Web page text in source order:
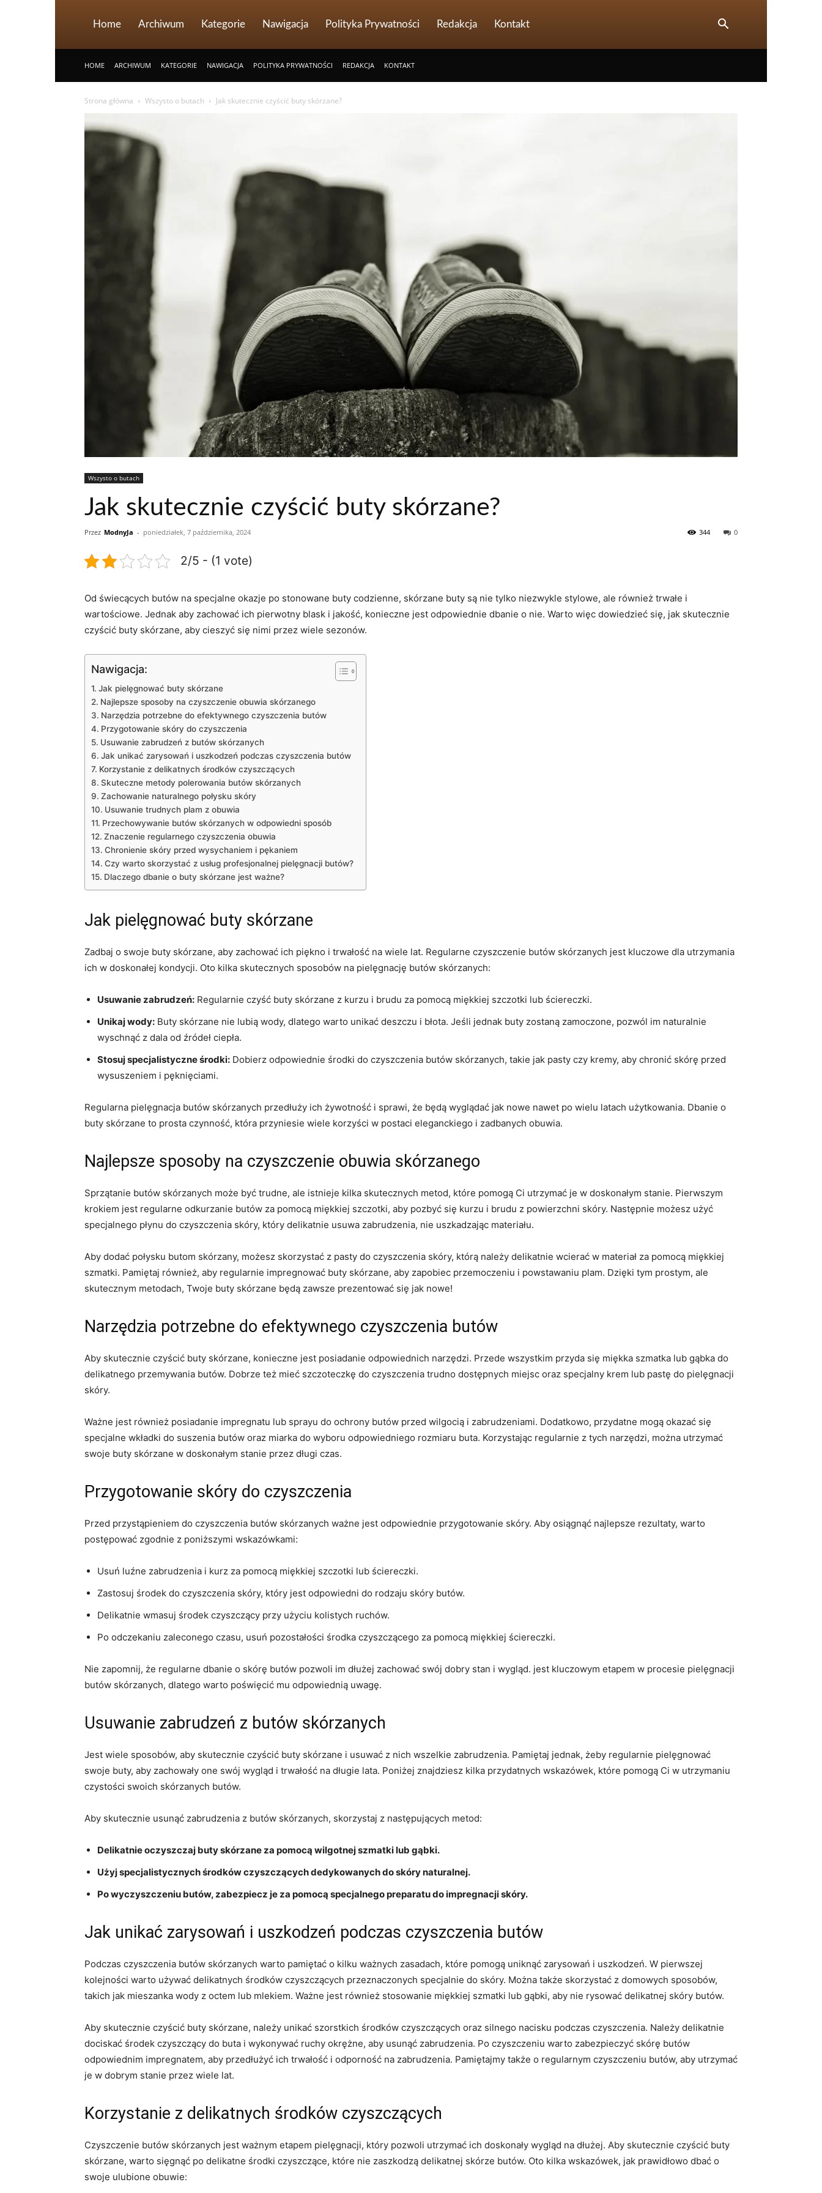
Home Archiwum Kategorie Nawigacja Polityka Prywatności Redakcja Kontakt
HOME ARCHIWUM KATEGORIE NAWIGACJA POLITYKA PRYWATNOŚCI REDAKCJA KONTAKT
Strona główna Wszysto o butach Jak skutecznie czyścić buty skórzane?
Wszysto o butach
Jak skutecznie czyścić buty skórzane?
Przez ModnyJa - poniedziałek, 7 października, 2024 0
344
2/5 - (1 vote)
Od świecących butów na specjalne‍ okazje po stonowane‌ buty codzienne, skórzane buty są nie ⁤tylko niezwykle‍ stylowe,‌ ale również trwałe i
wartościowe. Jednak aby zachować⁣ ich pierwotny blask​ i ‍jakość, konieczne ‌jest ⁢odpowiednie dbanie o nie. Warto więc ⁤dowiedzieć się, jak skutecznie‌
czyścić ⁣buty skórzane, aby cieszyć się nimi⁢ przez wiele sezonów.
Nawigacja:
Jak pielęgnować ⁣buty skórzane
Najlepsze sposoby na czyszczenie obuwia skórzanego
Narzędzia potrzebne do efektywnego czyszczenia butów
Przygotowanie skóry do czyszczenia
Usuwanie zabrudzeń z butów ⁤skórzanych
Jak unikać ‍zarysowań i uszkodzeń podczas czyszczenia butów
Korzystanie z delikatnych środków⁣ czyszczących
Skuteczne metody ⁤polerowania butów skórzanych
Zachowanie naturalnego ‍połysku skóry
Usuwanie⁤ trudnych plam z obuwia
Przechowywanie ⁤butów skórzanych w odpowiedni sposób
Znaczenie regularnego czyszczenia‌ obuwia
Chronienie‍ skóry przed⁣ wysychaniem i pękaniem
Czy warto skorzystać z usług​ profesjonalnej pielęgnacji butów?
Dlaczego dbanie o buty skórzane jest ważne?
Jak pielęgnować ⁣buty skórzane
Zadbaj o swoje buty skórzane, aby zachować ‍ich⁤ piękno i trwałość na wiele lat. Regularne ⁤czyszczenie butów‍ skórzanych⁢ jest kluczowe dla utrzymania
‌ich w doskonałej kondycji. Oto kilka skutecznych sposobów na ⁤pielęgnację‌ butów ⁢skórzanych:
Usuwanie⁤ zabrudzeń: Regularnie czyść buty skórzane ⁣z kurzu i brudu za pomocą miękkiej ‍szczotki​ lub ​ściereczki.
Unikaj wody: Buty‍ skórzane‌ nie lubią wody, dlatego warto unikać deszczu i błota. Jeśli jednak buty zostaną zamoczone, pozwól im naturalnie
wyschnąć z dala ‌od⁤ źródeł ciepła.
Stosuj specjalistyczne środki: Dobierz ‍odpowiednie ​środki do czyszczenia butów skórzanych,‍ takie jak pasty ‍czy kremy, aby chronić skórę przed
wysuszeniem i⁤ pęknięciami.
Regularna pielęgnacja butów skórzanych przedłuży ‌ich żywotność i sprawi,‌ że‌ będą wyglądać jak nowe nawet po wielu latach użytkowania. Dbanie o⁣
buty​ skórzane to prosta czynność, która przyniesie wiele korzyści w postaci eleganckiego i zadbanych obuwia.
Najlepsze sposoby na czyszczenie obuwia skórzanego
Sprzątanie butów skórzanych może być trudne, ale istnieje⁢ kilka ⁤skutecznych metod, które pomogą Ci utrzymać‍ je w ⁤doskonałym‍ stanie.​ Pierwszym
krokiem jest regularne⁣ odkurzanie butów za ⁣pomocą‍ miękkiej ⁣szczotki, aby pozbyć się kurzu i brudu z powierzchni skóry. Następnie​ możesz użyć
specjalnego płynu do czyszczenia⁣ skóry, który delikatnie usuwa zabrudzenia, nie uszkadzając materiału.
Aby dodać połysku butom‌ skórzany, możesz skorzystać z​ pasty‌ do‌ czyszczenia⁢ skóry, którą należy delikatnie wcierać w materiał⁤ za pomocą miękkiej⁢
szmatki. Pamiętaj również,‍ aby regularnie impregnować ‌buty⁤ skórzane, aby zapobiec ‌przemoczeniu i⁢ powstawaniu plam. Dzięki tym prostym,⁣ ale
skutecznym metodach, Twoje⁢ buty skórzane ​będą zawsze prezentować się jak⁣ nowe!
Narzędzia potrzebne do efektywnego czyszczenia butów
Aby skutecznie czyścić buty skórzane, konieczne jest ⁢posiadanie odpowiednich narzędzi. Przede wszystkim przyda‍ się miękka szmatka lub gąbka do
delikatnego przemywania ⁣butów. Dobrze też mieć szczoteczkę do ⁣czyszczenia⁤ trudno dostępnych⁣ miejsc oraz specjalny krem⁣ lub pastę do ⁢pielęgnacji
skóry.
Ważne ⁤jest również posiadanie impregnatu lub sprayu​ do ochrony butów przed wilgocią i zabrudzeniami. Dodatkowo, przydatne mogą‍ okazać się
specjalne wkładki do suszenia butów ​oraz miarka do wyboru ⁢odpowiedniego rozmiaru buta. Korzystając regularnie z tych narzędzi,‌ można utrzymać
⁣swoje buty skórzane w doskonałym​ stanie przez długi ​czas.
Przygotowanie skóry do czyszczenia
Przed przystąpieniem do czyszczenia butów skórzanych ważne jest odpowiednie przygotowanie skóry.⁣ Aby osiągnąć najlepsze rezultaty, warto
postępować⁤ zgodnie z poniższymi wskazówkami:
Usuń luźne⁢ zabrudzenia i kurz za pomocą miękkiej szczotki lub ściereczki.
Zastosuj środek do czyszczenia skóry, który jest⁢ odpowiedni do rodzaju skóry butów.
Delikatnie wmasuj środek czyszczący przy użyciu kolistych ruchów.
Po ​odczekaniu‌ zaleconego⁤ czasu, usuń pozostałości środka czyszczącego za pomocą‍ miękkiej ściereczki.
Nie zapomnij, że regularne dbanie o skórę butów pozwoli‌ im dłużej⁤ zachować swój dobry stan‍ i wygląd. ‌jest kluczowym etapem w procesie pielęgnacji
⁤butów skórzanych, dlatego warto poświęcić mu odpowiednią uwagę.
Usuwanie zabrudzeń z butów ⁤skórzanych
Jest wiele‍ sposobów, aby skutecznie czyścić ⁢buty ⁤skórzane i usuwać z nich wszelkie ‍zabrudzenia. Pamiętaj jednak, żeby regularnie pielęgnować
swoje buty, aby zachowały‌ one swój wygląd i trwałość‍ na długie lata. Poniżej znajdziesz kilka przydatnych wskazówek, które pomogą Ci w utrzymaniu
czystości swoich skórzanych butów.
Aby skutecznie usunąć zabrudzenia z butów skórzanych, skorzystaj z ⁤następujących metod:
Delikatnie oczyszczaj buty skórzane za pomocą wilgotnej szmatki lub​ gąbki.
Użyj specjalistycznych⁤ środków czyszczących dedykowanych‌ do skóry ⁤naturalnej.
Po wyczyszczeniu butów, zabezpiecz je za pomocą specjalnego‍ preparatu ⁣do impregnacji skóry.
Jak unikać ‍zarysowań i uszkodzeń podczas czyszczenia butów
Podczas​ czyszczenia butów skórzanych warto pamiętać‍ o kilku ​ważnych zasadach, które⁢ pomogą‌ uniknąć zarysowań i uszkodzeń. W pierwszej‌
kolejności warto używać delikatnych środków czyszczących przeznaczonych specjalnie do skóry. Można także skorzystać z domowych sposobów,
takich ​jak mieszanka wody z⁤ octem lub⁣ mlekiem. ⁣Ważne jest również ‌stosowanie⁣ miękkiej szmatki lub gąbki, aby nie ‍rysować ‌delikatnej skóry‌ butów.
Aby‌ skutecznie czyścić ‌buty skórzane,‌ należy ⁣unikać szorstkich środków czyszczących oraz ‍silnego nacisku podczas czyszczenia.⁢ Należy delikatnie
dociskać środek czyszczący do buta⁣ i wykonywać ‍ruchy ‍okrężne, aby usunąć zabrudzenia. Po⁤ czyszczeniu warto zabezpieczyć skórę butów
odpowiednim impregnatem, aby przedłużyć​ ich trwałość i odporność na‌ zabrudzenia. Pamiętajmy ⁢także ⁤o regularnym czyszczeniu butów, aby utrzymać
je w dobrym stanie⁤ przez wiele lat.
Korzystanie z delikatnych środków⁣ czyszczących
Czyszczenie butów​ skórzanych jest ważnym⁣ etapem‌ pielęgnacji,‍ który pozwoli‌ utrzymać ich doskonały wygląd na dłużej. Aby skutecznie‌ czyścić buty
skórzane, ⁢warto‌ sięgnąć po‌ delikatne środki⁣ czyszczące, które nie ⁣zaszkodzą delikatnej⁣ skórze butów. Oto​ kilka wskazówek, jak‍ prawidłowo dbać o
swoje ulubione obuwie: